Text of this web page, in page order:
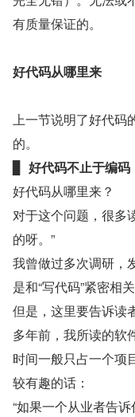
有质量保证的。
好代码从哪里来
上一节说明了好代码
的。
好代码不止于编码
好代码从哪里来？
对于这个问题，很多
的呀。”
我曾做过多次调研，
是和“写代码”紧密相关
但是，这里要告诉读
多年前，我所读的软
时间一般只占一个项
较有趣的话：
“如果一个从业者告